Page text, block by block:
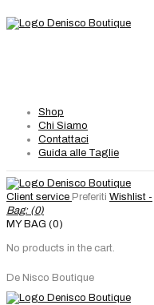
Shop
Chi Siamo
Contattaci
Guida alle Taglie
Client service Preferiti Wishlist -
Bag: (0)
MY BAG (0)
No products in the cart.
De Nisco Boutique